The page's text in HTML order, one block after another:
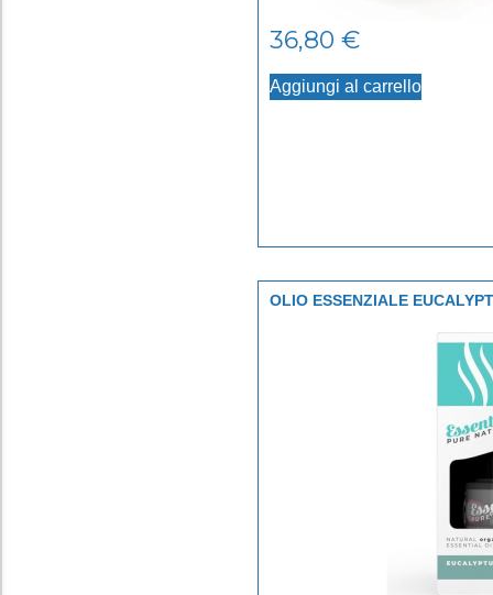
36,80 €
Aggiungi al carrello
OLIO ESSENZIALE